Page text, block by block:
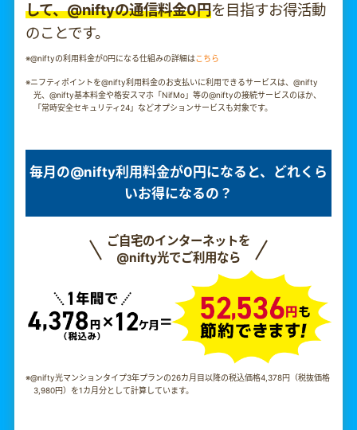
して、@niftyの通信料金0円を目指すお得活動
のことです。
※@niftyの利用料金が0円になる仕組みの詳細はこちら
※ニフティポイントを@nifty利用料金のお支払いに利用できるサービスは、@nifty
光、@nifty基本料金や格安スマホ「NifMo」等の@niftyの接続サービスのほか、
「常時安全セキュリティ24」などオプションサービスも対象です。
毎月の@nifty利用料金が0円になると、どれくら
いお得になるの？
ご自宅のインターネットを
@nifty光でご利用なら
※@nifty光マンションタイプ3年プランの26カ月目以降の税込価格4,378円（税抜価格
3,980円）を1カ月分として計算しています。